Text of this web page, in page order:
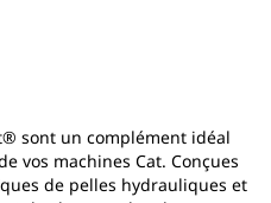
sont un complément idéal
vos machines Cat. Conçues
de pelles hydrauliques et